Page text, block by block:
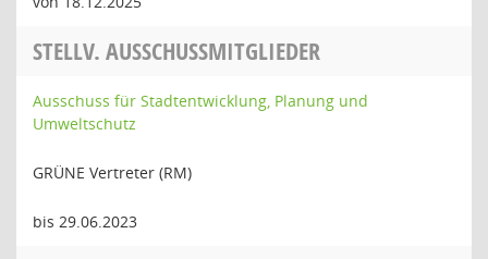
STELLV. AUSSCHUSSMITGLIEDER
Ausschuss für Stadtentwicklung, Planung und
Umweltschutz
GRÜNE Vertreter (RM)
bis 29.06.2023